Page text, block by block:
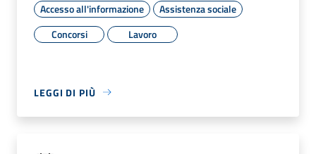
Accesso all'informazione
Assistenza sociale
Concorsi
Lavoro
LEGGI DI PIÙ